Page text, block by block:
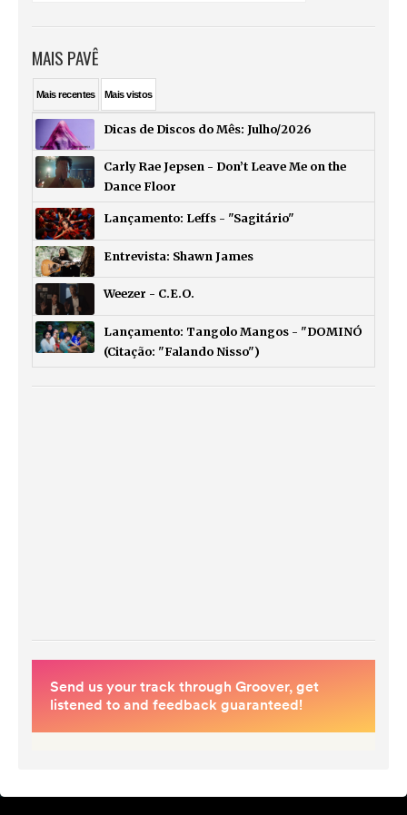
MAIS PAVÊ
Maisrecentes Maisvistos
Dicas de Discos do Mês: Julho/2026
Carly Rae Jepsen - Don’t Leave Me on the
Dance Floor
Lançamento: Leffs - "Sagitário"
Entrevista: Shawn James
Weezer - C.E.O.
Lançamento: Tangolo Mangos - "DOMINÓ
(Citação: "Falando Nisso")